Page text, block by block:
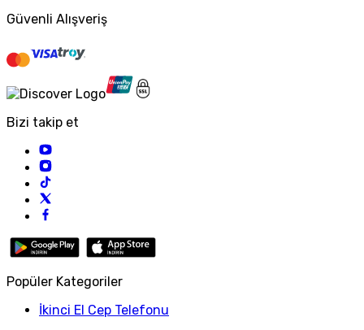
Güvenli Alışveriş
Bizi takip et
Popüler Kategoriler
İkinci El Cep Telefonu